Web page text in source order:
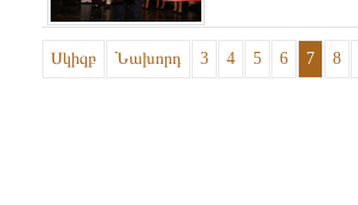
Սկիզբ Նախորդ 3 4 5 6 7 8